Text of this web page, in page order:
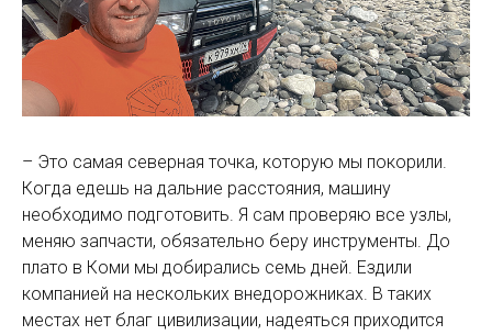
– Это самая северная точка, которую мы покорили.
Когда едешь на дальние расстояния, машину
необходимо подготовить. Я сам проверяю все узлы,
меняю запчасти, обязательно беру инструменты. До
плато в Коми мы добирались семь дней. Ездили
компанией на нескольких внедорожниках. В таких
местах нет благ цивилизации, надеяться приходится